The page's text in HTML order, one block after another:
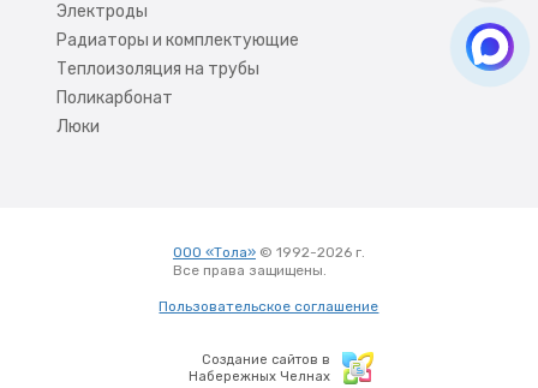
Электроды
Радиаторы и комплектующие
Теплоизоляция на трубы
Поликарбонат
Люки
ООО «Тола»© 1992-2026 г.
Все права защищены.
Пользовательское соглашение
Создание сайтов в
Набережных Челнах